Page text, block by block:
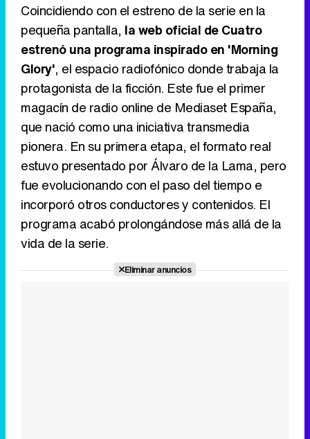
Coincidiendo con el estreno de la serie en la
pequeña pantalla, la web oficial de Cuatro
estrenó una programa inspirado en 'Morning
Glory', el espacio radiofónico donde trabaja la
protagonista de la ficción. Este fue el primer
magacín de radio online de Mediaset España,
que nació como una iniciativa transmedia
pionera. En su primera etapa, el formato real
estuvo presentado por Álvaro de la Lama, pero
fue evolucionando con el paso del tiempo e
incorporó otros conductores y contenidos. El
programa acabó prolongándose más allá de la
vida de la serie.
Eliminar anuncios